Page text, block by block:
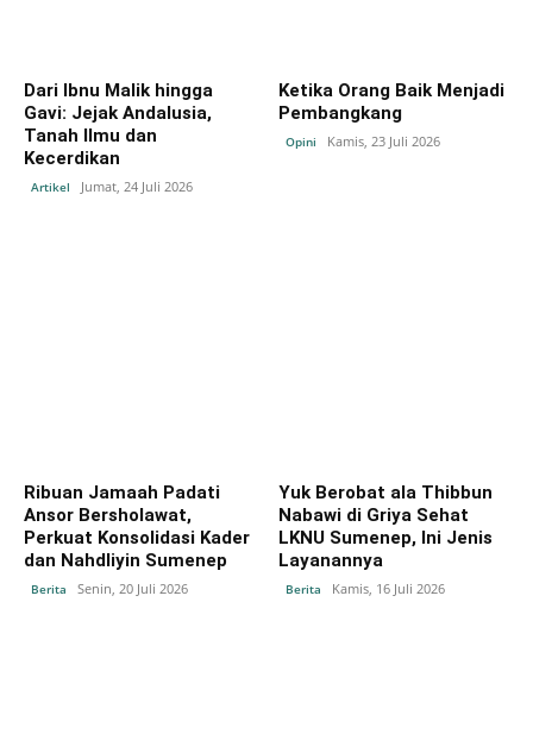
Dari Ibnu Malik hingga
Gavi: Jejak Andalusia,
Tanah Ilmu dan
Kecerdikan
Artikel Jumat, 24 Juli 2026
Ketika Orang Baik Menjadi
Pembangkang
Opini Kamis, 23 Juli 2026
Ribuan Jamaah Padati
Ansor Bersholawat,
Perkuat Konsolidasi Kader
dan Nahdliyin Sumenep
Berita Senin, 20 Juli 2026
Yuk Berobat ala Thibbun
Nabawi di Griya Sehat
LKNU Sumenep, Ini Jenis
Layanannya
Berita Kamis, 16 Juli 2026